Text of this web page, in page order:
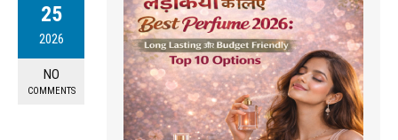
25
2026
NO
COMMENTS